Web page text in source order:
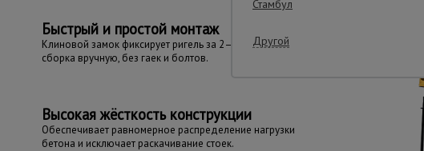
Быстрый и простой монтаж
Клиновой замок фиксирует ригель за 2–3 секунды —
сборка вручную, без гаек и болтов.
Высокая жёсткость конструкции
Обеспечивает равномерное распределение нагрузки
бетона и исключает раскачивание стоек.
Стамбул
Другой